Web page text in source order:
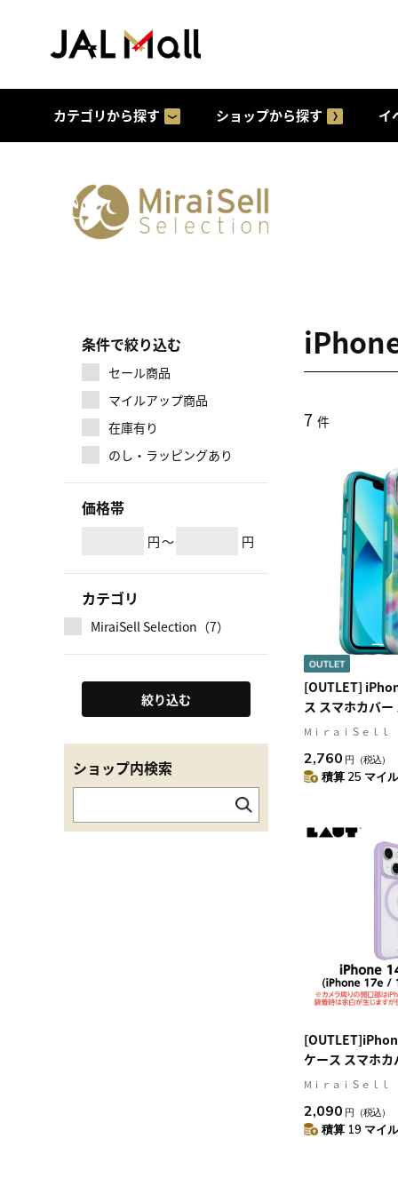
カテゴリから探す ショップから探す イ
マイルアップ商品
条件で絞り込む
セール商品
在庫有り
のし・ラッピングあり
価格帯
円～ 円
カテゴリ
MiraiSell Selection（7）
絞り込む
ショップ内検索
7 件
[OUTLET]
ス スマホカバ
スマホスタンド
ル模様)
クス]
ンメトリー]
MⅰｒａｉＳｅｌｌ
2,760 円 （税込）
積算 25 マイ
ケース スマホ
応 Clear/
PROTECT[ヒュ
テクト]
MⅰｒａｉＳｅｌｌ
2,090 円 （税込）
積算 19 マイ